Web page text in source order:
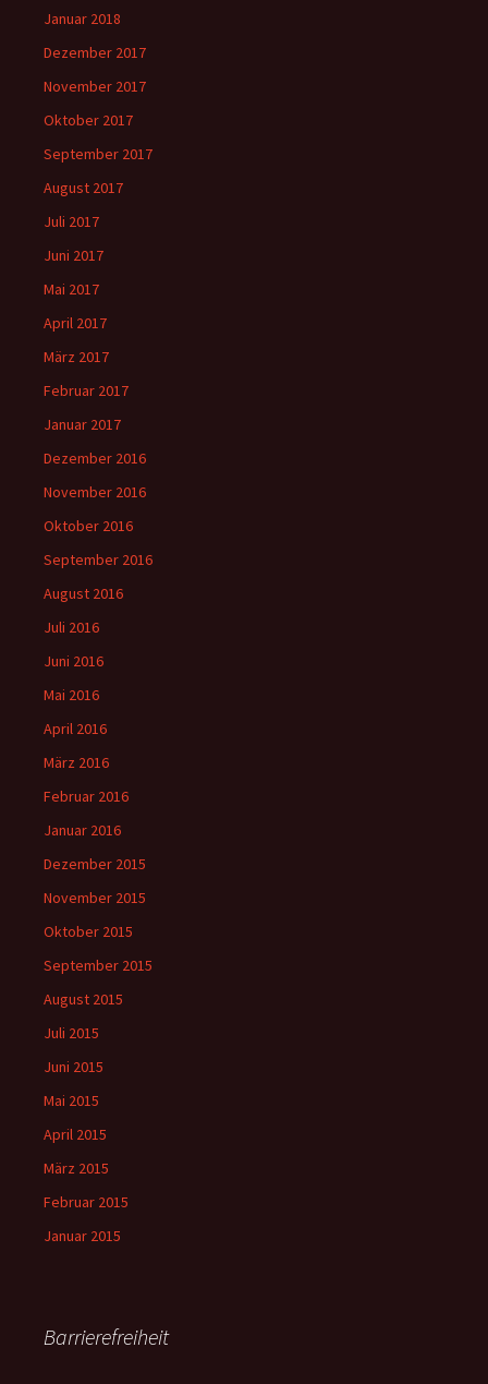
Januar 2018
Dezember 2017
November 2017
Oktober 2017
September 2017
August 2017
Juli 2017
Juni 2017
Mai 2017
April 2017
März 2017
Februar 2017
Januar 2017
Dezember 2016
November 2016
Oktober 2016
September 2016
August 2016
Juli 2016
Juni 2016
Mai 2016
April 2016
März 2016
Februar 2016
Januar 2016
Dezember 2015
November 2015
Oktober 2015
September 2015
August 2015
Juli 2015
Juni 2015
Mai 2015
April 2015
März 2015
Februar 2015
Januar 2015
Barrierefreiheit